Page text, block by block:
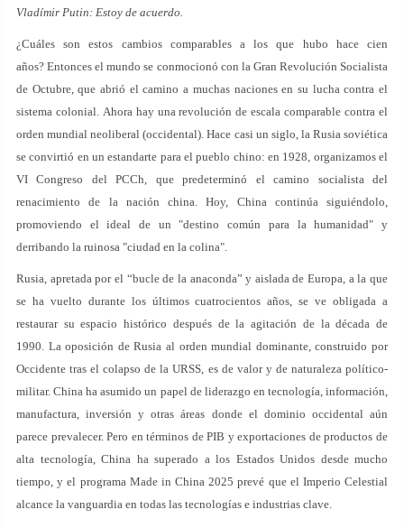
Vladímir Putin: Estoy de acuerdo.
¿Cuáles son estos cambios comparables a los que hubo hace cien
años? Entonces el mundo se conmocionó con la Gran Revolución Socialista
de Octubre, que abrió el camino a muchas naciones en su lucha contra el
sistema colonial. Ahora hay una revolución de escala comparable contra el
orden mundial neoliberal (occidental). Hace casi un siglo, la Rusia soviética
se convirtió en un estandarte para el pueblo chino: en 1928, organizamos el
VI Congreso del PCCh, que predeterminó el camino socialista del
renacimiento de la nación china. Hoy, China continúa siguiéndolo,
promoviendo el ideal de un "destino común para la humanidad" y
derribando la ruinosa "ciudad en la colina".
Rusia, apretada por el “bucle de la anaconda” y aislada de Europa, a la que
se ha vuelto durante los últimos cuatrocientos años, se ve obligada a
restaurar su espacio histórico después de la agitación de la década de
1990. La oposición de Rusia al orden mundial dominante, construido por
Occidente tras el colapso de la URSS, es de valor y de naturaleza político-
militar. China ha asumido un papel de liderazgo en tecnología, información,
manufactura, inversión y otras áreas donde el dominio occidental aún
parece prevalecer. Pero en términos de PIB y exportaciones de productos de
alta tecnología, China ha superado a los Estados Unidos desde mucho
tiempo, y el programa Made in China 2025 prevé que el Imperio Celestial
alcance la vanguardia en todas las tecnologías e industrias clave.